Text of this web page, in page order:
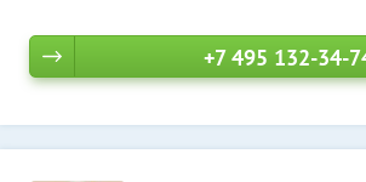
+7 495 132-34-